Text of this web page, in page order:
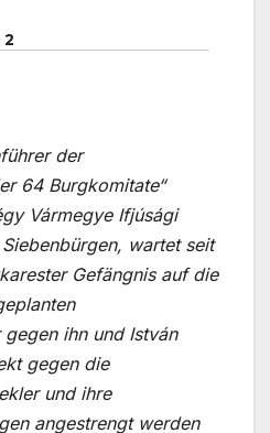
2
der
64 Burgkomitate“
Vármegye Ifjúsági
wartet seit
Gefängnis auf die
ihn und István
gegen die
und ihre
angestrengt werden